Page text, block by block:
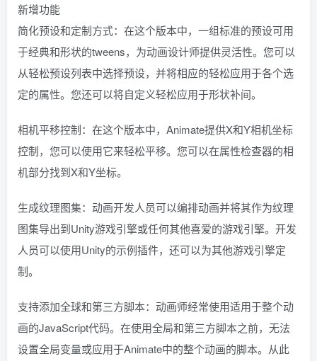
新增功能
简化预设和定制方式：在这个版本中，一组标准的预设可用
于经典和形状的tweens，为动画设计师提供灵活性。您可以
从轻松预设列表中选择预设，并将相应的轻松应用于各个选
定的属性。您还可以将自定义轻松应用于形状补间。
相机平移控制：在这个版本中，Animate提供X和Y相机坐标
控制，您可以使用它来轻松平移。您可以在属性检查器的相
机部分找到X和Y坐标。
生成纹理图集：动画开发人员可以编排动画并将其作为纹理
图集导出到Unity游戏引擎或任何其他喜爱的游戏引擎。开发
人员可以使用Unity的示例插件，还可以为其他游戏引擎定
制。
支持添加全球和第三方脚本：动画师经常使用适用于整个动
画的JavaScript代码。在使用全局和第三方脚本之前，无法
设置全局变量或应用于Animate中的整个动画的脚本。从此